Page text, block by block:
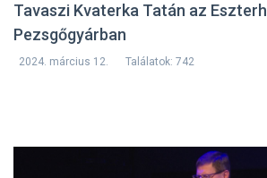
Tavaszi Kvaterka Tatán az
Pezsgőgyárban
2024. március 12. Találatok: 742